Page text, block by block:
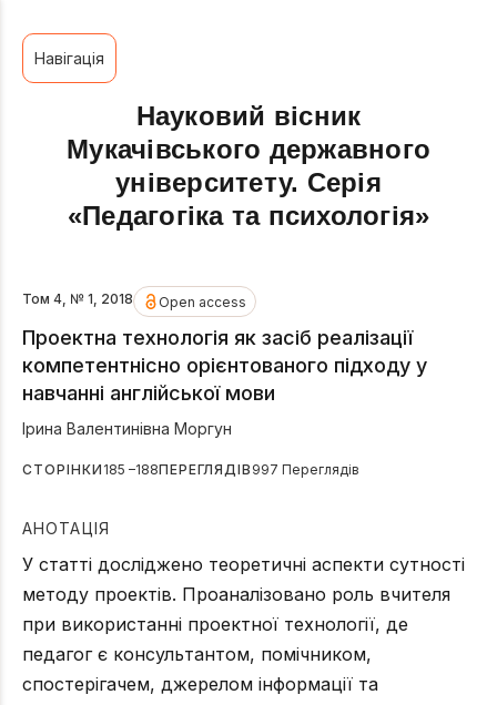
Навігація
Науковий вісник
Мукачівського державного
університету. Серія
«Педагогіка та психологія»
Том 4, № 1, 2018 Open access
Проектна технологія як засіб реалізації
компетентнісно орієнтованого підходу у
навчанні англійської мови
Ірина Валентинівна Моргун
СТОРІНКИ 185 –188ПЕРЕГЛЯДІВ 997 Переглядів
АНОТАЦІЯ
У статті досліджено теоретичні аспекти сутності
методу проектів. Проаналізовано роль вчителя
при використанні проектної технології, де
педагог є консультантом, помічником,
спостерігачем, джерелом інформації та